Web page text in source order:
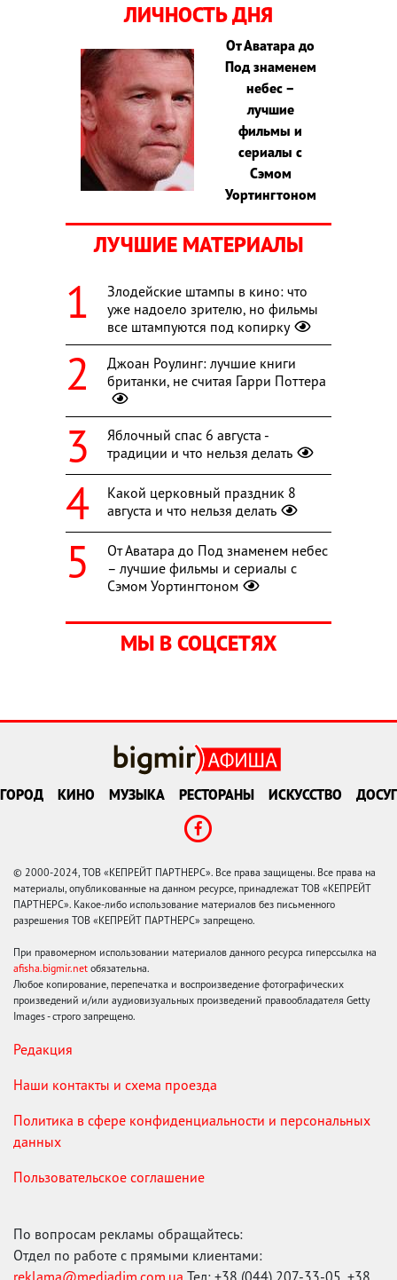
ЛИЧНОСТЬ ДНЯ
От Аватара до
Под знаменем
небес –
лучшие
фильмы и
сериалы с
Сэмом
Уортингтоном
ЛУЧШИЕ МАТЕРИАЛЫ
Злодейские штампы в кино: что
уже надоело зрителю, но фильмы
все штампуются под копирку
Джоан Роулинг: лучшие книги
британки, не считая Гарри Поттера
Яблочный спас 6 августа -
традиции и что нельзя делать
Какой церковный праздник 8
августа и что нельзя делать
От Аватара до Под знаменем небес
– лучшие фильмы и сериалы с
Сэмом Уортингтоном
МЫ В СОЦСЕТЯХ
ГОРОД КИНО МУЗЫКА РЕСТОРАНЫ ИСКУССТВО ДОСУГ
© 2000-2024, ТОВ «КЕПРЕЙТ ПАРТНЕРС». Все права защищены. Все права на
материалы, опубликованные на данном ресурсе, принадлежат ТОВ «КЕПРЕЙТ
ПАРТНЕРС». Какое-либо использование материалов без письменного
разрешения ТОВ «КЕПРЕЙТ ПАРТНЕРС» запрещено.
При правомерном использовании материалов данного ресурса гиперссылка на
afisha.bigmir.net обязательна.
Любое копирование, перепечатка и воспроизведение фотографических
произведений и/или аудиовизуальных произведений правообладателя Getty
Images - строго запрещено.
Редакция
Наши контакты и схема проезда
Политика в сфере конфиденциальности и персональных
данных
Пользовательское соглашение
По вопросам рекламы обращайтесь:
Отдел по работе с прямыми клиентами:
reklama@mediadim.com.ua Тел: +38 (044) 207-33-05, +38